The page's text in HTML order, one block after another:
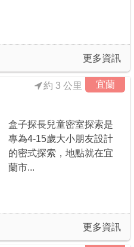
更多資訊
宜蘭
約 3 公里
盒子探長兒童密室探索是
專為4-15歲大小朋友設計
的密式探索，地點就在宜
蘭市...
更多資訊